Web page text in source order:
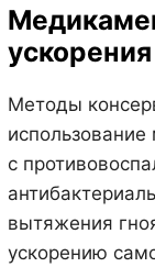
Методы
с
вытяжения
ускорению